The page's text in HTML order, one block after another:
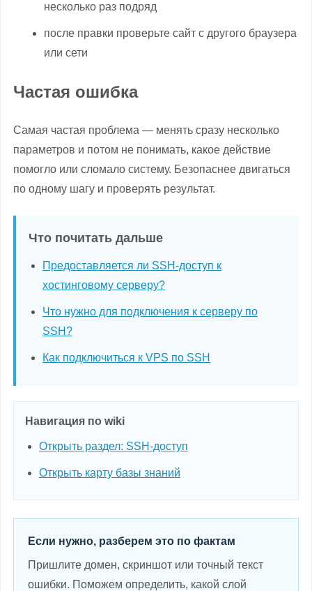
несколько раз подряд
после правки проверьте сайт с другого браузера
или сети
Частая ошибка
Самая частая проблема — менять сразу несколько
параметров и потом не понимать, какое действие
помогло или сломало систему. Безопаснее двигаться
по одному шагу и проверять результат.
Что почитать дальше
Предоставляется ли SSH-доступ к
хостинговому серверу?
Что нужно для подключения к серверу по
SSH?
Как подключиться к VPS по SSH
Навигация по wiki
Открыть раздел: SSH-доступ
Открыть карту базы знаний
Если нужно, разберем это по фактам
Пришлите домен, скриншот или точный текст
ошибки. Поможем определить, какой слой